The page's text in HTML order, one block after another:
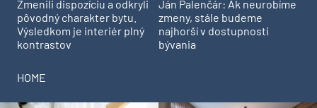
Zmenili dispozíciu a odkryli
pôvodný charakter bytu.
Výsledkom je interiér plný
kontrastov
Ján Palenčár: Ak neurobíme
zmeny, stále budeme
najhorší v dostupnosti
bývania
HOME